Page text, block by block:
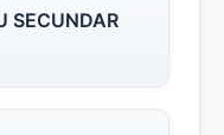
SECUNDAR